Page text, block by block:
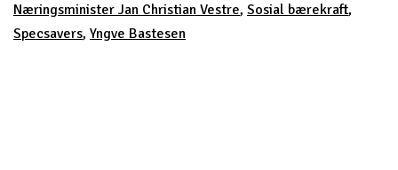
Næringsminister Jan Christian Vestre, Sosial bærekraft,
Specsavers, Yngve Bastesen